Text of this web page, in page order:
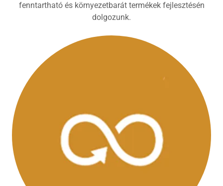
fenntartható és környezetbarát termékek fejlesztésén
dolgozunk.